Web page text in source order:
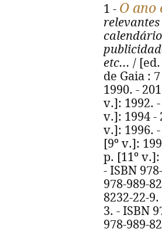
1 - O ano
etc... /
de Gaia :
1990. -
v.]: 1992.
v.]: 1994 -
v.]: 1996.
[9º v.]:
p. [11º v.]:
- ISBN
978-989-
8232-22-
3. - ISBN
978-989-